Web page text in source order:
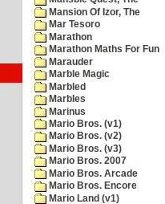
Mansion Of Izor, The
Mar Tesoro
Marathon
Marathon Maths For Fun
Marauder
Marble Magic
Marbled
Marbles
Marinus
Mario Bros. (v1)
Mario Bros. (v2)
Mario Bros. (v3)
Mario Bros. 2007
Mario Bros. Arcade
Mario Bros. Encore
Mario Land (v1)